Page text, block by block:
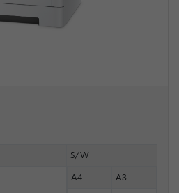
S/W
A4 A3